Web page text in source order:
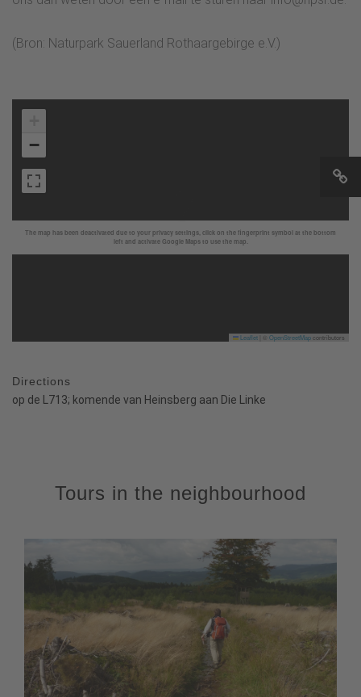
(Bron: Naturpark Sauerland Rothaargebirge e.V.)
The map has been deactivated due to your privacy settings, click on the fingerprint symbol at the bottom
left and activate Google Maps to use the map.
−
Leaflet OpenStreetMapcontributors
Directions
op de L713; komende van Heinsberg aan Die Linke
Tours in the neighbourhood